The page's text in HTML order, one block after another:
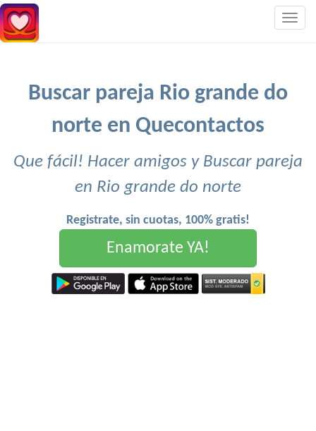
Buscar pareja Rio grande do
norte en Quecontactos
Que fácil! Hacer amigos y Buscar pareja
en Rio grande do norte
Registrate, sin cuotas, 100% gratis!
Enamorate YA!